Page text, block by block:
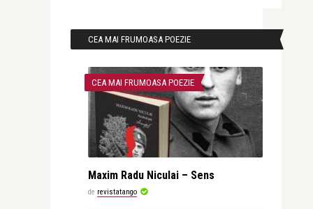
CEA MAI FRUMOASA POEZIE
CEA MAI FRUMOASA POEZIE
Maxim Radu Niculai – Sens
de revistatango